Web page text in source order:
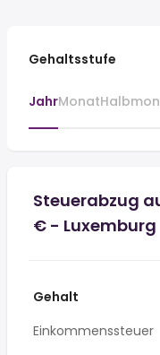
Gehaltsstufe
JahrMonat
Steuerabzug
€ - Luxemburg
Gehalt
Einkommenssteuer